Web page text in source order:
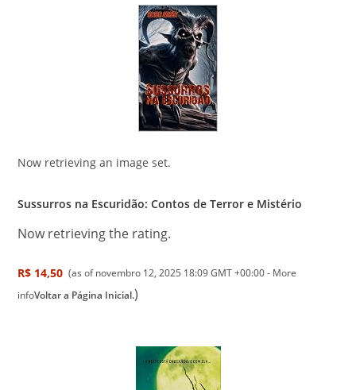
Now retrieving an image set.
Sussurros na Escuridão: Contos de Terror e Mistério
Now retrieving the rating.
R$ 14,50 (as of novembro 12, 2025 18:09 GMT +00:00 - More
infoVoltar a Página Inicial.)